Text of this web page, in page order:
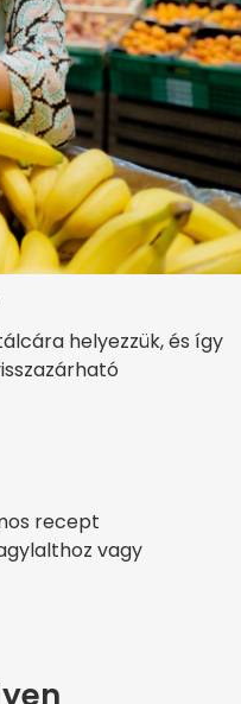
helyezzük, és így
recept
vagy